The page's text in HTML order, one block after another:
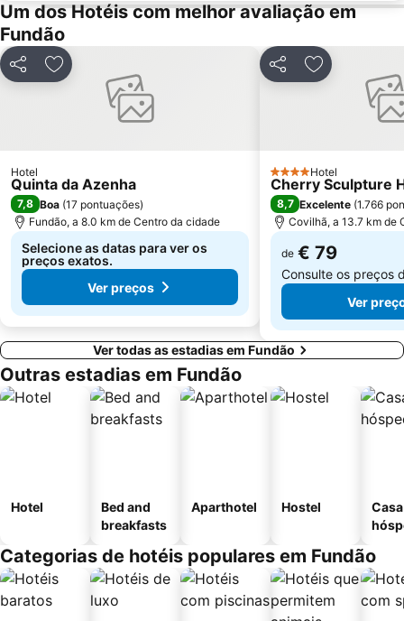
Um dos Hotéis com melhor avaliação em
Fundão
PartilharAdicionar aos favoritos
Hotel
Quinta da Azenha
7,8 Boa (17 pontuações)
Fundão, a 8.0 km de Centro da cidade
Selecione as datas para ver os
preços exatos.
Ver preços
PartilharAdicionar
4 Estrelas
Hotel
Cherry Sculpture
8,7 Excelente (1.766
Covilhã, a 13.7 km de
de € 79
Consulte os preços
Ver
Ver todas as estadias em Fundão
Outras estadias em Fundão
Hotel
Bed and
breakfasts
Aparthotel Hostel
Categorias de hotéis populares em Fundão